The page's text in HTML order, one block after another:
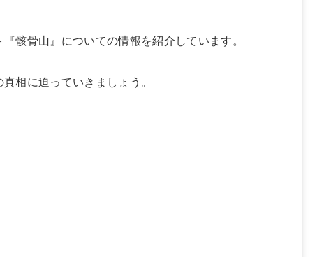
骸骨山』についての情報を紹介しています。
相に迫っていきましょう。